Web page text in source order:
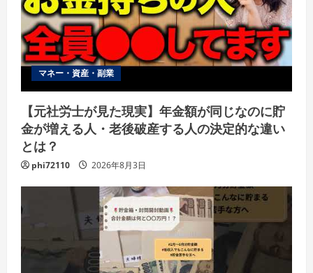
マネー・資産・副業
【元社労士が見た現実】年金額が同じなのに貯
金が増える人・老後破産する人の決定的な違い
とは？
phi72110 2026年8月3日